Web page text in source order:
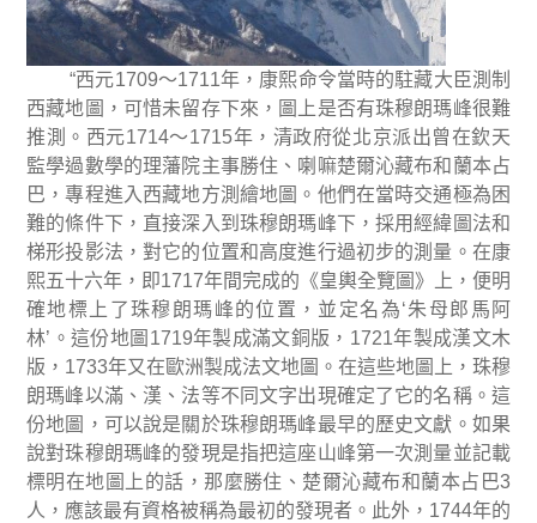
“西元1709～1711年，康熙命令當時的駐藏大臣測制
西藏地圖，可惜未留存下來，圖上是否有珠穆朗瑪峰很難
推測。西元1714～1715年，清政府從北京派出曾在欽天
監學過數學的理藩院主事勝住、喇嘛楚爾沁藏布和蘭本占
巴，專程進入西藏地方測繪地圖。他們在當時交通極為困
難的條件下，直接深入到珠穆朗瑪峰下，採用經緯圖法和
梯形投影法，對它的位置和高度進行過初步的測量。在康
熙五十六年，即1717年間完成的《皇輿全覽圖》上，便明
確地標上了珠穆朗瑪峰的位置，並定名為‘朱母郎馬阿
林’ 。這份地圖 1719年製成滿文銅版， 1721年製成漢文木
版， 1733年又在歐洲製成法文地圖。在這些地圖上，珠穆
朗瑪峰以滿、漢、法等不同文字出現確定了它的名稱。這
份地圖，可以說是關於珠穆朗瑪峰最早的歷史文獻。如果
說對珠穆朗瑪峰的發現是指把這座山峰第一次測量並記載
標明在地圖上的話，那麼勝住、 楚爾沁藏布和蘭本占巴3
人，應該最有資格被稱為最初的發現者。此外， 1744年的